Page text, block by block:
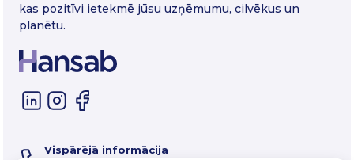
kas pozitīvi ietekmē jūsu uzņēmumu, cilvēkus un
planētu.
Vispārējā informācija